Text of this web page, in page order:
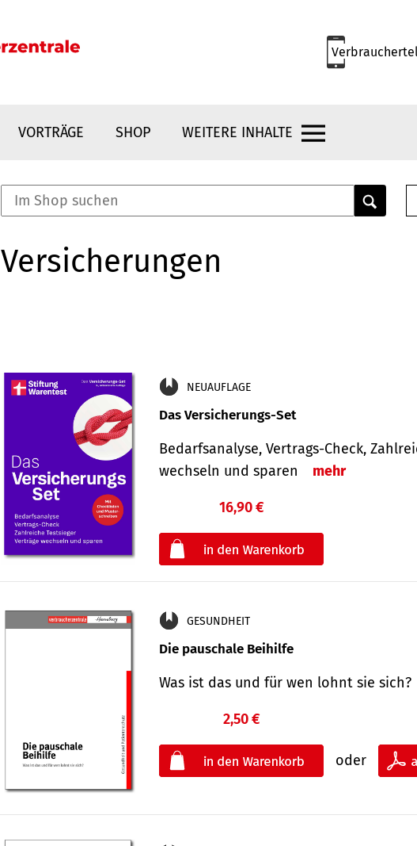
VORTRÄGE SHOP WEITERE INHALTE
Versicherungen
NEUAUFLAGE
Das Versicherungs-Set
Bedarfsanalyse, Vertrags-Check,
wechseln und sparen
mehr
16,90 €
GESUNDHEIT
Die pauschale Beihilfe
Was ist das und für wen lohnt sie sich?
2,50 €
oder